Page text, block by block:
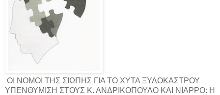
ΟΙ ΝΟΜΟΙ ΤΗΣ ΣΙΩΠΗΣ ΓΙΑ ΤΟ ΧΥΤΑ ΞΥΛΟΚΑΣΤΡΟΥ
ΥΠΕΝΘΥΜΙΣΗ ΣΤΟΥΣ Κ. ΑΝΔΡΙΚΟΠΟΥΛΟ ΚΑΙ ΝΙΑΡΡΟ: Η